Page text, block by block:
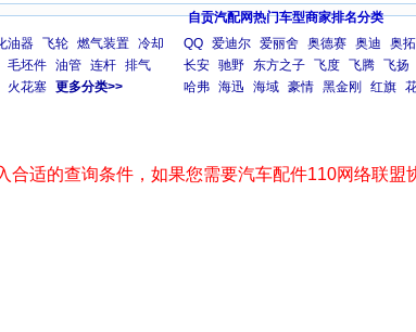
油器 飞轮 燃气装置 冷却
毛坯件 油管 连杆 排气
火花塞 更多分类>>
自贡汽配网热门车型商家排名分类
QQ 爱迪尔 爱丽舍 奥德赛 奥迪 奥拓
长安 驰野 东方之子 飞度 飞腾 飞扬
哈弗 海迅 海域 豪情 黑金刚 红旗
合适的查询条件，如果您需要汽车配件110网络联盟